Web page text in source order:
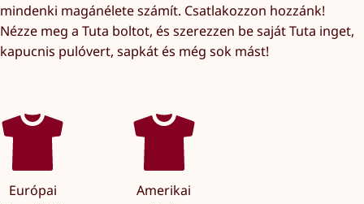
mindenki magánélete számít. Csatlakozzon hozzánk!
Nézze meg a Tuta boltot, és szerezzen be saját Tuta inget,
kapucnis pulóvert, sapkát és még sok mást!
Európai
Amerikai